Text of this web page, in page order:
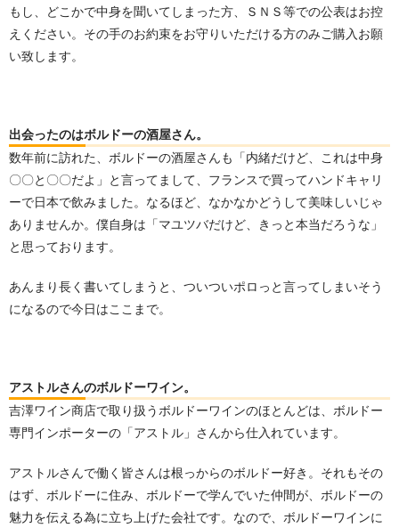
もし、どこかで中身を聞いてしまった方、ＳＮＳ等での公表はお控
えください。その手のお約束をお守りいただける方のみご購入お願
い致します。
出会ったのはボルドーの酒屋さん。
数年前に訪れた、ボルドーの酒屋さんも「内緒だけど、これは中身
〇〇と〇〇だよ」と言ってまして、フランスで買ってハンドキャリ
ーで日本で飲みました。なるほど、なかなかどうして美味しいじゃ
ありませんか。僕自身は「マユツバだけど、きっと本当だろうな」
と思っております。
あんまり長く書いてしまうと、ついついポロっと言ってしまいそう
になるので今日はここまで。
アストルさんのボルドーワイン。
吉澤ワイン商店で取り扱うボルドーワインのほとんどは、ボルドー
専門インポーターの「アストル」さんから仕入れています。
アストルさんで働く皆さんは根っからのボルドー好き。それもその
はず、ボルドーに住み、ボルドーで学んでいた仲間が、ボルドーの
魅力を伝える為に立ち上げた会社です。なので、ボルドーワインに